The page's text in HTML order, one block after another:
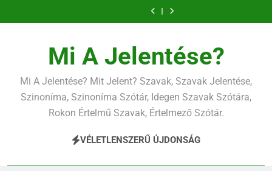
a
Mi A Jelentése?
Mi A Jelentése? Mit Jelent? Szavak, Szavak Jelentése,
Szinoníma, Szinoníma Szótár, Idegen Szavak Szótára,
Rokon Értelmű Szavak, Értelmező Szótár.
VÉLETLENSZERŰ ÚJDONSÁG